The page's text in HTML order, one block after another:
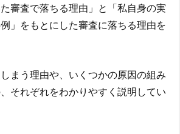
審査で落ちる理由」と「私自身の実
」をもとにした審査に落ちる理由を
まう理由や、いくつかの原因の組み
それぞれをわかりやすく説明してい